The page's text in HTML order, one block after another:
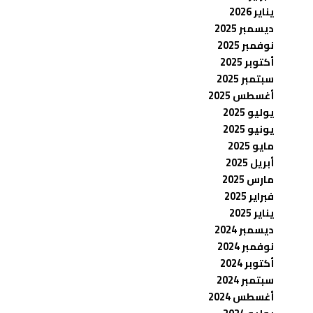
يناير 2026
ديسمبر 2025
نوفمبر 2025
أكتوبر 2025
سبتمبر 2025
أغسطس 2025
يوليو 2025
يونيو 2025
مايو 2025
أبريل 2025
مارس 2025
فبراير 2025
يناير 2025
ديسمبر 2024
نوفمبر 2024
أكتوبر 2024
سبتمبر 2024
أغسطس 2024